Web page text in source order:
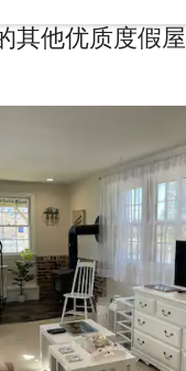
其他优质度假屋